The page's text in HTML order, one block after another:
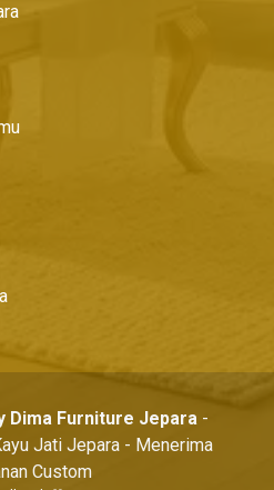
Dima Furniture Jepara-
Jati Jepara - Menerima
Custom